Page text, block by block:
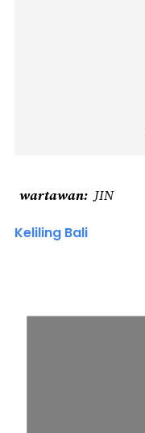
wartawan JIN
Keliling Bali